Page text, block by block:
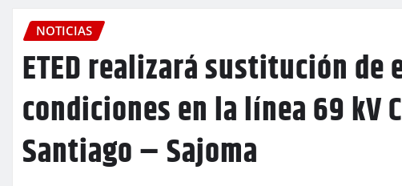
NOTICIAS
ETED realizará sustitución
condiciones en la línea 69 kV
Santiago – Sajoma